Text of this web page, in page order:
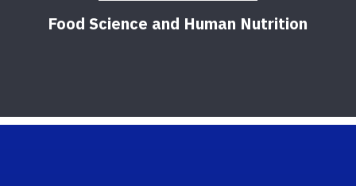
Food Science and Human Nutrition